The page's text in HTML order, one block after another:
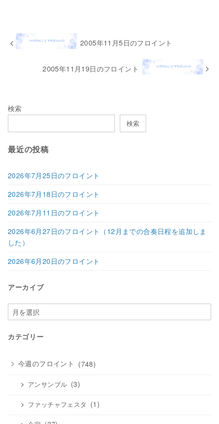
2005年11月5日のフロイント
2005年11月19日のフロイント
検索
検索
最近の投稿
2026年7月25日のフロイント
2026年7月18日のフロイント
2026年7月11日のフロイント
2026年6月27日のフロイント（12月までの合奏日程を追加しま
した）
2026年6月20日のフロイント
アーカイブ
ア
ー
イ
カテゴリー
今週のフロイント (748)
アンサンブル (3)
ファッチャフェスタ (1)